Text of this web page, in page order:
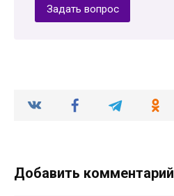
Задать вопрос
Добавить комментарий